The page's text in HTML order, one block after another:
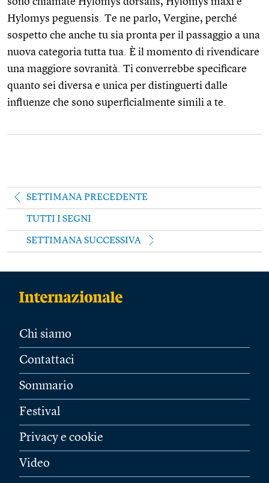
Hylomys peguensis. Te ne parlo, Vergine, perché
sospetto che anche tu sia pronta per il passaggio a una
nuova categoria tutta tua. È il momento di rivendicare
una maggiore sovranità. Ti converrebbe specificare
quanto sei diversa e unica per distinguerti dalle
influenze che sono superficialmente simili a te.
SETTIMANA PRECEDENTE
TUTTI I SEGNI
SETTIMANA SUCCESSIVA
Chi siamo
Contattaci
Sommario
Festival
Privacy e cookie
Video